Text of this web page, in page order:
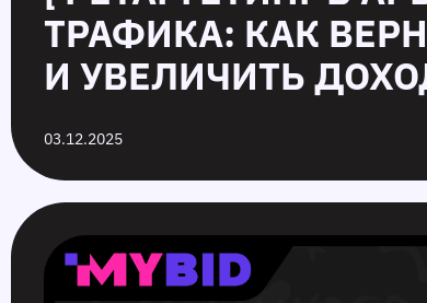
ТРАФИКА: КАК
И УВЕЛИЧИТЬ
03.12.2025